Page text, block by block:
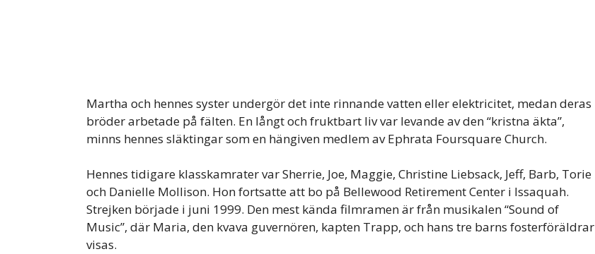
Martha och hennes syster undergör det inte rinnande vatten eller elektricitet, medan deras
bröder arbetade på fälten. En långt och fruktbart liv var levande av den “kristna äkta”,
minns hennes släktingar som en hängiven medlem av Ephrata Foursquare Church.
Hennes tidigare klasskamrater var Sherrie, Joe, Maggie, Christine Liebsack, Jeff, Barb, Torie
och Danielle Mollison. Hon fortsatte att bo på Bellewood Retirement Center i Issaquah.
Strejken började i juni 1999. Den mest kända filmramen är från musikalen “Sound of
Music”, där Maria, den kvava guvernören, kapten Trapp, och hans tre barns fosterföräldrar
visas.